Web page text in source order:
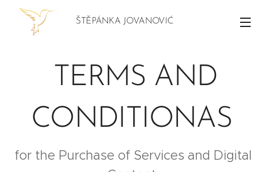
ŠTĚPÁNKA JOVANOVIĆ
TERMS AND
CONDITIONAS
for the Purchase of Services and Digital